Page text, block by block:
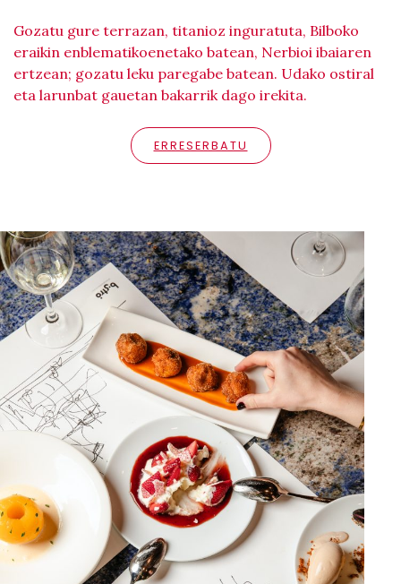
Gozatu gure terrazan, titanioz inguratuta, Bilboko
eraikin enblematikoenetako batean, Nerbioi ibaiaren
ertzean; gozatu leku paregabe batean. Udako ostiral
eta larunbat gauetan bakarrik dago irekita.
ERRESERBATU